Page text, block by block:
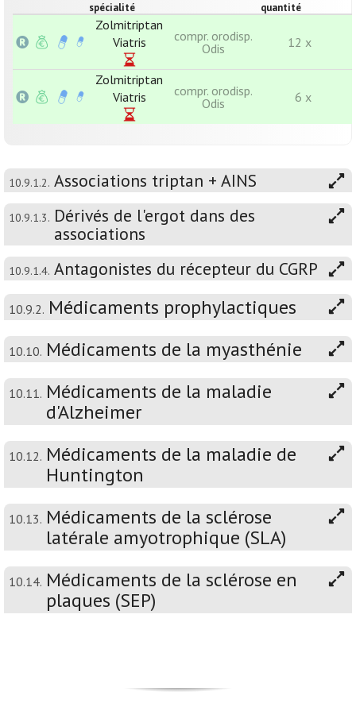
spécialité quantité
Zolmitriptan
Viatris
compr. orodisp.
Odis
12 x
Zolmitriptan
Viatris
compr. orodisp.
Odis
6 x
10.9.1.2. Associations triptan + AINS
10.9.1.3. Dérivés de l'ergot dans des
associations
10.9.1.4. Antagonistes du récepteur du CGRP
10.9.2. Médicaments prophylactiques
10.10. Médicaments de la myasthénie
10.11. Médicaments de la maladie
d'Alzheimer
10.12. Médicaments de la maladie de
Huntington
10.13. Médicaments de la sclérose
latérale amyotrophique (SLA)
10.14. Médicaments de la sclérose en
plaques (SEP)